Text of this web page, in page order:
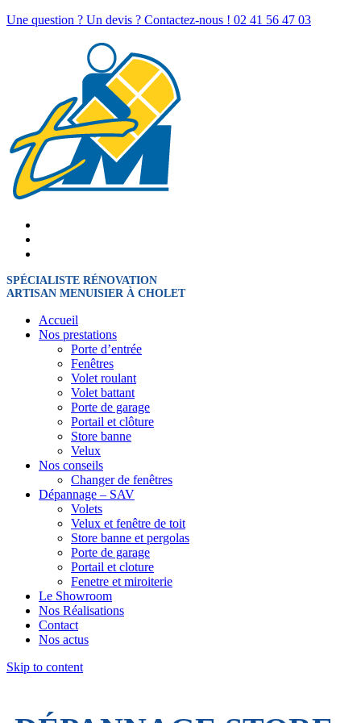
Une question ? Un devis ? Contactez-nous ! 02 41 56 47 03
SPÉCIALISTE RÉNOVATION
ARTISAN MENUISIER À CHOLET
Accueil
Nos prestations
Porte d’entrée
Fenêtres
Volet roulant
Volet battant
Porte de garage
Portail et clôture
Store banne
Velux
Nos conseils
Changer de fenêtres
Dépannage – SAV
Volets
Velux et fenêtre de toit
Store banne et pergolas
Porte de garage
Portail et cloture
Fenetre et miroiterie
Le Showroom
Nos Réalisations
Contact
Nos actus
Skip to content